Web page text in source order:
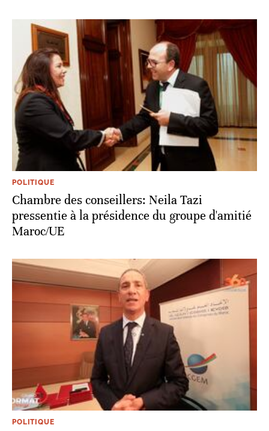
POLITIQUE
Chambre des conseillers: Neila Tazi
pressentie à la présidence du groupe d'amitié
Maroc/UE
POLITIQUE